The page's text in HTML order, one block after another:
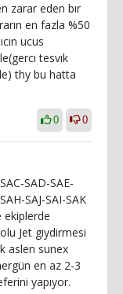
zarar eden bır
en fazla %50
ucus
tesvık
thy bu hatta
0 0
SAD-SAE-
SAJ-SAI-SAK
ekiplerde
Jet giydirmesi
aslen sunex
en az 2-3
yapıyor.